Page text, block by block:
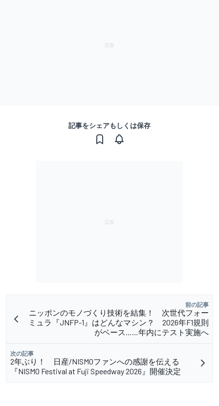
記事をシェアもしくは保存
前の記事
ニッポンのモノづくり技術を結集！ 次世代フォー
ミュラ『JNFP-1』はどんなマシン？ 2026年F1規則
がベース……年内にテスト実施へ
次の記事
2年ぶり！ 日産/NISMOファンへの感謝を伝える
『NISMO Festival at Fuji Speedway 2026』開催決定